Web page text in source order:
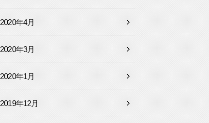
2020年4月
2020年3月
2020年1月
2019年12月